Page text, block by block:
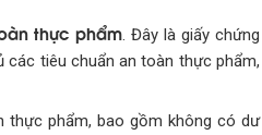
thực phẩm. Đây là giấy chứng
các tiêu chuẩn an toàn thực phẩm,
thực phẩm, bao gồm không có dư